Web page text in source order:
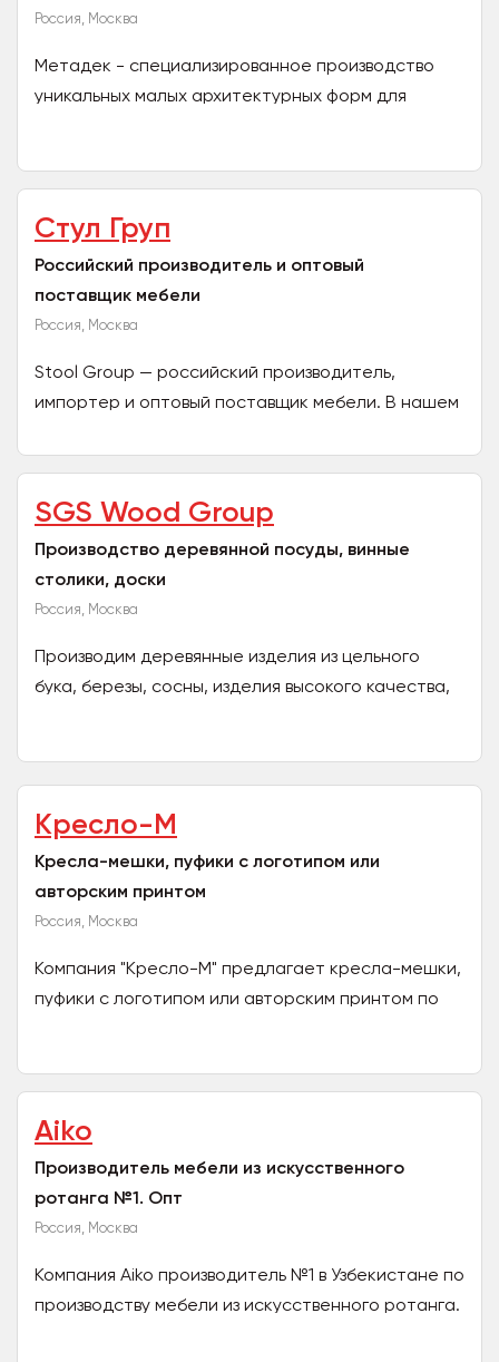
Россия, Москва
Метадек - специализированное производство
уникальных малых архитектурных форм для
Стул Груп
Российский производитель и оптовый
поставщик мебели
Россия, Москва
Stool Group — российский производитель,
импортер и оптовый поставщик мебели. В нашем
для ресторанов,...
SGS Wood Group
Производство деревянной посуды, винные
столики, доски
Россия, Москва
Производим деревянные изделия из цельного
бука, березы, сосны, изделия высокого качества,
Кресло-М
Кресла-мешки, пуфики с логотипом или
авторским принтом
Россия, Москва
Компания "Кресло-М" предлагает кресла-мешки,
пуфики с логотипом или авторским принтом по
Aiko
Производитель мебели из искусственного
ротанга №1. Опт
Россия, Москва
Компания Aiko производитель №1 в Узбекистане по
производству мебели из искусственного ротанга.